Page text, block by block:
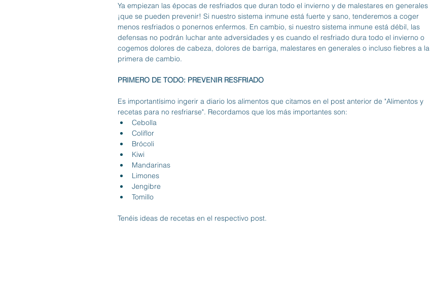
Ya empiezan las épocas de resfriados que duran todo el invierno y de malestares en generales
¡que se pueden prevenir! Si nuestro sistema inmune está fuerte y sano, tenderemos a coger
menos resfriados o ponernos enfermos. En cambio, si nuestro sistema inmune está débil, las
defensas no podrán luchar ante adversidades y es cuando el resfriado dura todo el invierno o
cogemos dolores de cabeza, dolores de barriga, malestares en generales o incluso fiebres a la
primera de cambio.
PRIMERO DE TODO: PREVENIR RESFRIADO
Es importantísimo ingerir a diario los alimentos que citamos en el post anterior de "Alimentos y
recetas para no resfriarse". Recordamos que los más importantes son:
Cebolla
Coliflor
Brócoli
Kiwi
Mandarinas
Limones
Jengibre
Tomillo
Tenéis ideas de recetas en el respectivo post.